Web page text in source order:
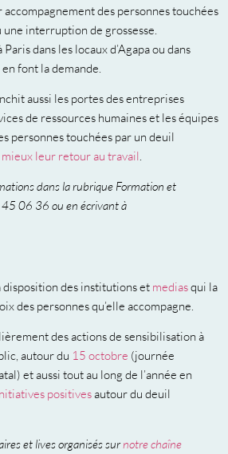
des personnes touchées
interruption de grossesse.
dans les locaux d’Agapa ou dans
font la demande.
aussi les portes des entreprises
de ressources humaines et les équipes
personnes touchées par un deuil
leur retour au travail.
dans la rubrique Formation et
06 36 ou en écrivant à
disposition des institutions et mediasqui la
des personnes qu’elle accompagne.
des actions de sensibilisation à
autour du 15 octobre (journée
et aussi tout au long de l’année en
positivesautour du deuil
et lives organisés surnotre chaîne